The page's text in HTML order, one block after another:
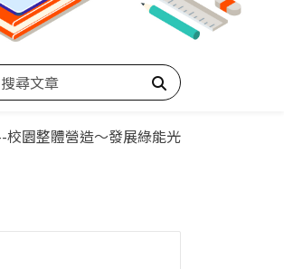
搜尋
校園整體營造～發展綠能光